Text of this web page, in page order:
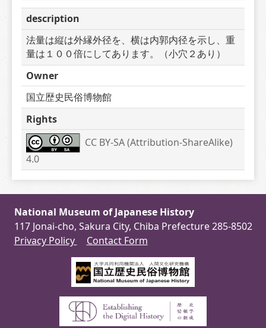
description
法量は縦は外縁外径を、横は内郭内径を示し、重
量は１００倍にしてあります。（小穴２あり）
Owner
国立歴史民俗博物館
Rights
CC BY-SA (Attribution-ShareAlike)
4.0
National Museum of Japanese History
117 Jonai-cho, Sakura City, Chiba Prefecture 285-8502
Privacy Policy
Contact Form